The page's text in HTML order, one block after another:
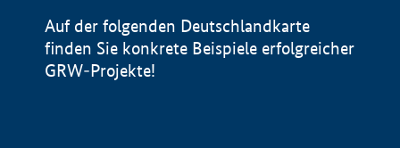
Auf der folgenden Deutschlandkarte
finden Sie konkrete Beispiele erfolgreicher
GRW-Projekte!